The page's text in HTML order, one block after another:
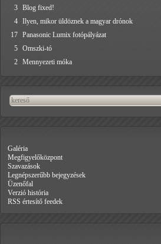
3 Blog fixed!
4 Ilyen, mikor üldöznek a magyar drónok
17 Panasonic Lumix fotópályázat
5 Omszki-tó
2 Mennyezeti móka
Galéria
Megfigyelőközpont
Szavazások
Legnépszerűbb bejegyzések
Üzenőfal
Verzió história
RSS értesítő feedek